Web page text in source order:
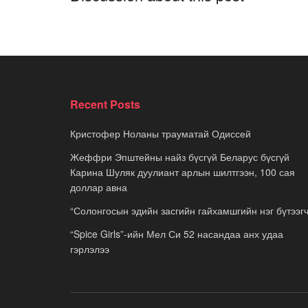
Recent Posts
Кристофер Ноланы трауматай Одиссей
Жеффри Эпштейны найз бүсгүй Беларус бүсгүй
Карина Шуляк дуулиант арлын шилтгээн, 100 сая
доллар авна
“Солонгосын эдийн засгийн гайхамшгийн нэг
“Spice Girls”-ийн Мел Си 52 насандаа анх удаа
гэрлэлээ